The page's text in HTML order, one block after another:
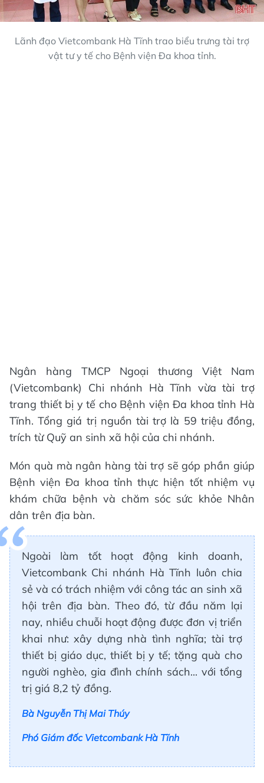
Lãnh đạo Vietcombank Hà Tĩnh trao biểu trưng tài trợ
vật tư y tế cho Bệnh viện Đa khoa tỉnh.
Ngân hàng TMCP Ngoại thương Việt Nam
(Vietcombank) Chi nhánh Hà Tĩnh vừa tài trợ
trang thiết bị y tế cho Bệnh viện Đa khoa tỉnh Hà
Tĩnh. Tổng giá trị nguồn tài trợ là 59 triệu đồng,
trích từ Quỹ an sinh xã hội của chi nhánh.
Món quà mà ngân hàng tài trợ sẽ góp phần giúp
Bệnh viện Đa khoa tỉnh thực hiện tốt nhiệm vụ
khám chữa bệnh và chăm sóc sức khỏe Nhân
dân trên địa bàn.
Ngoài làm tốt hoạt động kinh doanh,
Vietcombank Chi nhánh Hà Tĩnh luôn chia
sẻ và có trách nhiệm với công tác an sinh xã
hội trên địa bàn. Theo đó, từ đầu năm lại
nay, nhiều chuỗi hoạt động được đơn vị triển
khai như: xây dựng nhà tình nghĩa; tài trợ
thiết bị giáo dục, thiết bị y tế; tặng quà cho
người nghèo, gia đình chính sách... với tổng
trị giá 8,2 tỷ đồng.
Bà Nguyễn Thị Mai Thúy
Phó Giám đốc Vietcombank Hà Tĩnh